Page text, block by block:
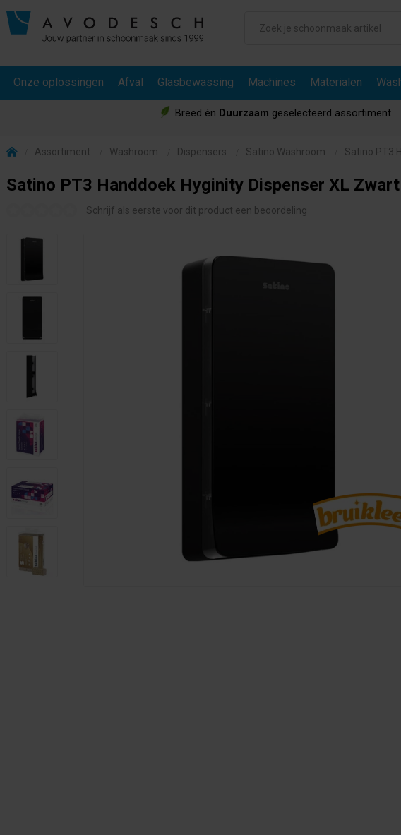
Onze oplossingen Afval Glasbewassing Machines Materialen
Breed én Duurzaam geselecteerd assortiment
Assortiment Washroom Dispensers Satino Washroom Satino PT3
Satino PT3 Handdoek Hyginity Dispenser XL Zwart
Schrijf als eerste voor dit product een beoordeling